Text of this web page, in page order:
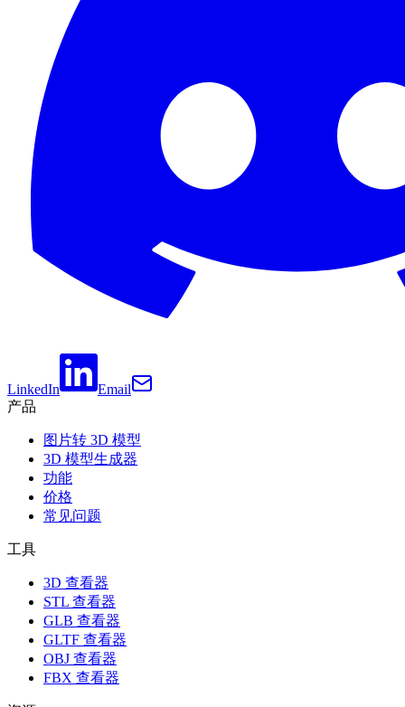
LinkedIn
Email
产品
图片转 3D 模型
3D 模型生成器
功能
价格
常见问题
工具
3D 查看器
STL 查看器
GLB 查看器
GLTF 查看器
OBJ 查看器
FBX 查看器